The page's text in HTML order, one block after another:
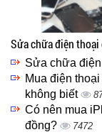
Sửa chữa điện thoại
Sửa chữa
Mua điện
không biết
Có nên mua
đồng?
7472